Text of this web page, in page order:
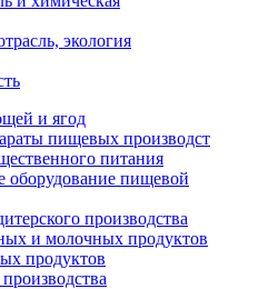
экология
и ягод
пищевых производст
питания
оборудование пищевой
производства
и молочных продуктов
продуктов